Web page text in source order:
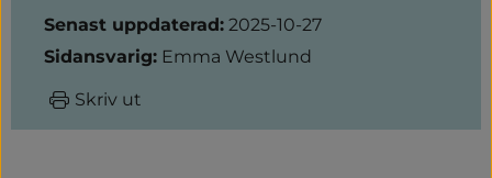
Senast uppdaterad: 2025-10-27
Sidansvarig: Emma Westlund
Skriv ut